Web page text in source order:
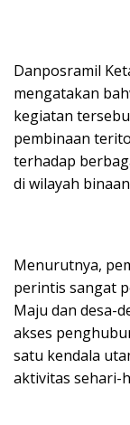
Danposramil
mengatakan
kegiatan
pembinaan
terhadap
di wilayah
Menurutnya,
perintis sangat
Maju dan desa-
akses
satu kendala
aktivitas sehari-